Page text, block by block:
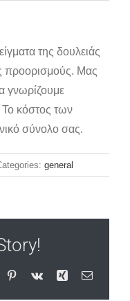
της δουλειάς
προορισμούς. Μας
γνωρίζουμε
Το κόστος των
σύνολο σας.
general
Pinterest
Vk Xing Email